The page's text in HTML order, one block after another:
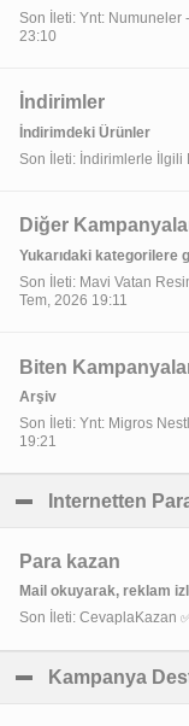
Son İleti: Ynt: Numuneler
23:10
İndirimler
İndirimdeki Ürünler
Son İleti: İndirimlerle İlgili
Diğer
Yukarıdaki kategorilere
Son İleti: Mavi Vatan
Tem, 2026 19:11
Biten
Arşiv
Son İleti: Ynt: Migros
19:21
Internetten
Para kazan
Mail okuyarak, reklam
Son İleti: CevaplaKazan
Kampanya